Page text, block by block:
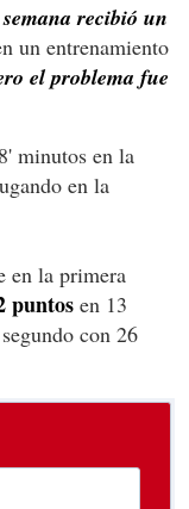
recibió un
un entrenamiento
el problema fue
minutos en la
en la
en la primera
puntos en 13
con 26